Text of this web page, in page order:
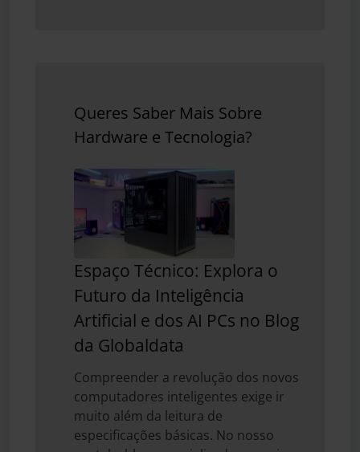
Queres Saber Mais Sobre
Hardware e Tecnologia?
Espaço Técnico: Explora o
Futuro da Inteligência
Artificial e dos AI PCs no Blog
da Globaldata
Compreender a revolução dos novos
computadores inteligentes exige ir
muito além da leitura de
especificações básicas. No nosso